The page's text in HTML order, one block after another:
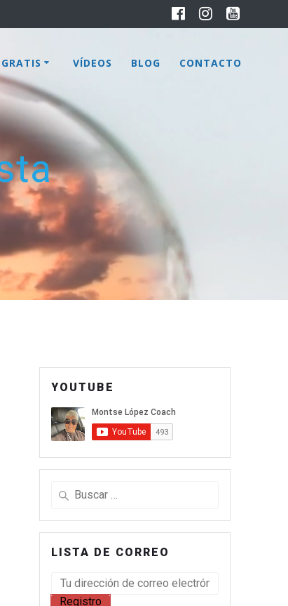
VÍDEOS BLOG CONTACTO
YOUTUBE
LISTA DE CORREO